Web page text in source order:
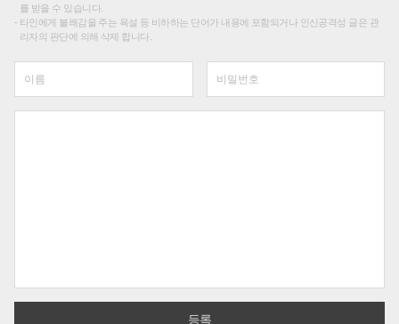
를 받을 수 있습니다.
타인에게 불쾌감을 주는 욕설 등 비하하는 단어가 내용에 포함되거나 인신공격성 글은 관
리자의 판단에 의해 삭제 합니다.